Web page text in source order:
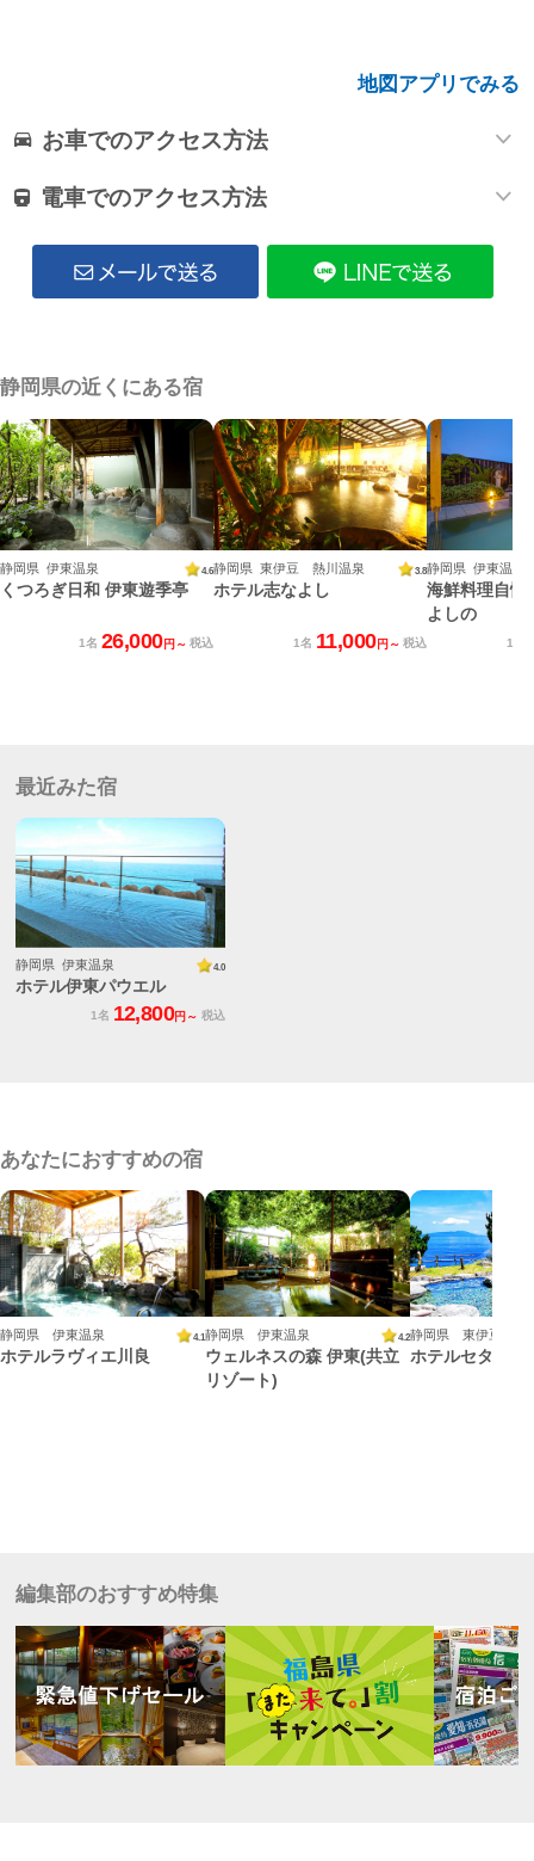
地図アプリでみる
お車でのアクセス方法
電車でのアクセス方法
静岡県の近くにある宿
静岡県 伊東温泉 4.6
くつろぎ日和 伊東遊季亭
1名 26,000円～ 税込
静岡県 東伊豆 熱川温泉 3.8
ホテル志なよし
1名 11,000円～ 税込
静岡県 伊東温泉
海鮮料理自慢
よしの
1名
最近みた宿
静岡県 伊東温泉 4.0
ホテル伊東パウエル
1名 12,800円～ 税込
あなたにおすすめの宿
静岡県 伊東温泉 4.1
ホテルラヴィエ川良
静岡県 伊東温泉 4.2
ウェルネスの森 伊東(共立
リゾート)
静岡県 東伊豆 熱
ホテルセタスロ
編集部のおすすめ特集